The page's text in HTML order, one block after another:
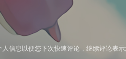
人信息以便您下次快速评论，继续评论表